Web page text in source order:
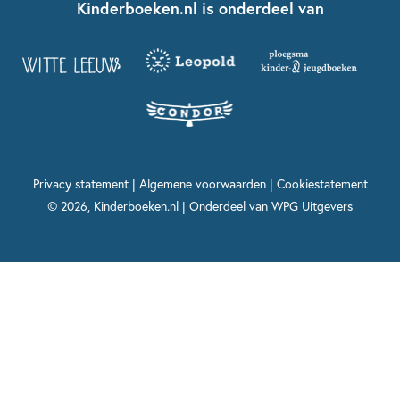
Kinderboeken diversiteit
Grappige kinderboeken
Spannende kinderboeken
Boekentips 12+ jaar
Voor volwassenen
Spekkie en Sproet
Maxi & Helium
Voor het onderwijs
Kinderboeken.nl is onderdeel van
Privacy statement| Algemene voorwaarden| Cookiestatement
© 2026, Kinderboeken.nl | Onderdeel van WPG Uitgevers